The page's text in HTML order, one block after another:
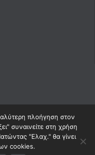
Χρήση Cookies
πλοήγηση στον
συναινείτε στη χρήση
"Ελαχ." θα γίνει
cookies.